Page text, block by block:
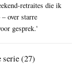
retraites die ik
over starre
gesprek.'
serie (27)